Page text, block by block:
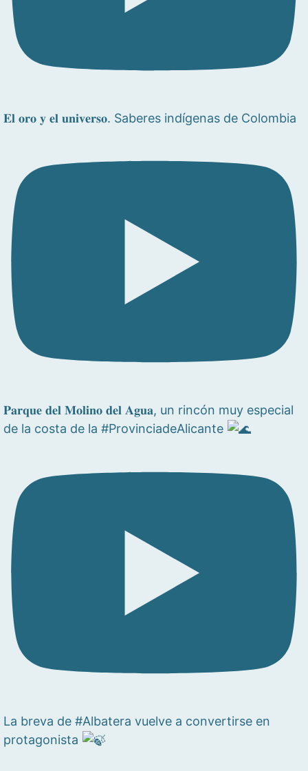
𝐄𝐥 𝐨𝐫𝐨 𝐲 𝐞𝐥 𝐮𝐧𝐢𝐯𝐞𝐫𝐬𝐨. Saberes indígenas de Colombia
𝐏𝐚𝐫𝐪𝐮𝐞 𝐝𝐞𝐥 𝐌𝐨𝐥𝐢𝐧𝐨 𝐝𝐞𝐥 𝐀𝐠𝐮𝐚, un rincón muy especial
de la costa de la #ProvinciadeAlicante
La breva de #Albatera vuelve a convertirse en
protagonista